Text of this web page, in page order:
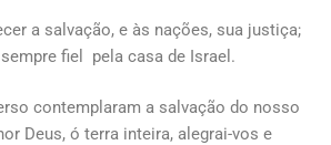
a salvação, e às nações, sua justiça;
fiel pela casa de Israel.
contemplaram a salvação do nosso
Deus, ó terra inteira, alegrai-vos e